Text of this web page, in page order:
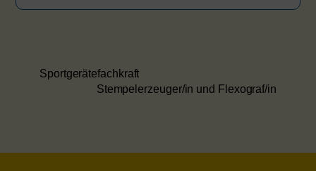
Sportgerätefachkraft
Stempelerzeuger/in und Flexograf/in